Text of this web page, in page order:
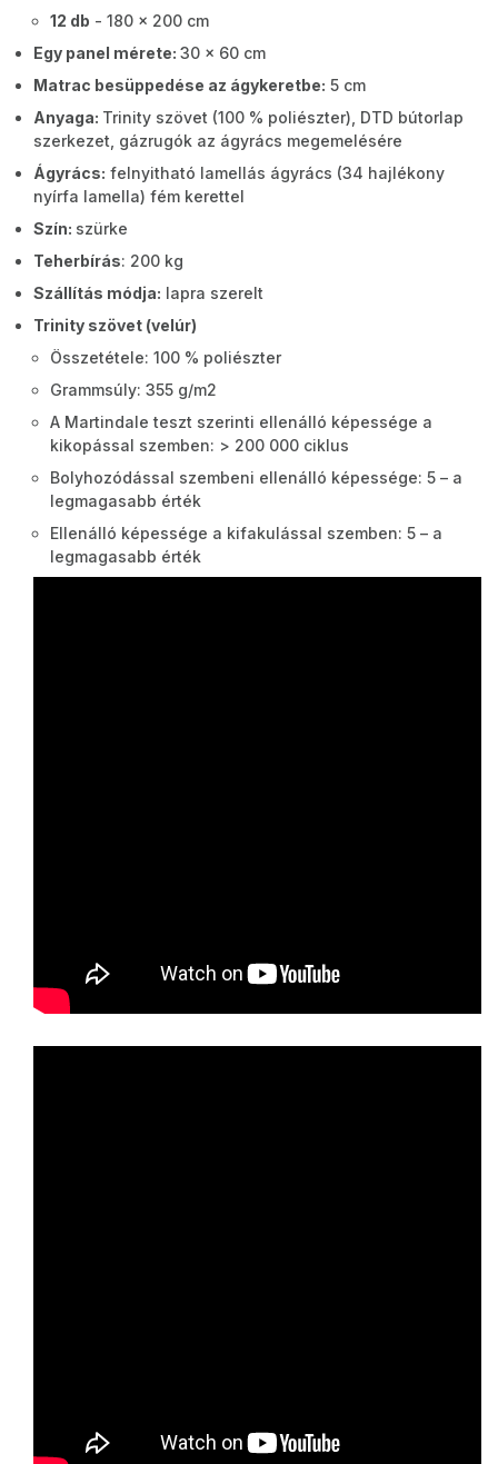
12 db - 180 x 200 cm
Egy panel mérete: 30 x 60 cm
Matrac besüppedése az ágykeretbe: 5 cm
Anyaga: Trinity szövet (100 % poliészter), DTD bútorlap
szerkezet, gázrugók az ágyrács megemelésére
Ágyrács: felnyitható lamellás ágyrács (34 hajlékony
nyírfa lamella) fém kerettel
Szín: szürke
Teherbírás: 200 kg
Szállítás módja: lapra szerelt
Trinity szövet (velúr)
Összetétele: 100 % poliészter
Grammsúly: 355 g/m2
A Martindale teszt szerinti ellenálló képessége a
kikopással szemben: > 200 000 ciklus
Bolyhozódással szembeni ellenálló képessége: 5 – a
legmagasabb érték
Ellenálló képessége a kifakulással szemben: 5 – a
legmagasabb érték